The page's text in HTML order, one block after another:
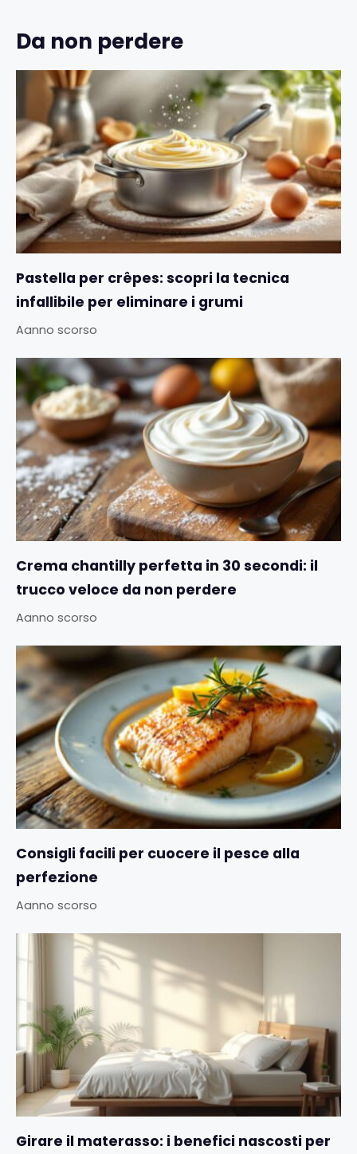
Da non perdere
Pastella per crêpes: scopri la tecnica
infallibile per eliminare i grumi
Aanno scorso
Crema chantilly perfetta in 30 secondi: il
trucco veloce da non perdere
Aanno scorso
Consigli facili per cuocere il pesce alla
perfezione
Aanno scorso
Girare il materasso: i benefici nascosti per